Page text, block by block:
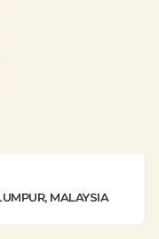
MALAYSIA